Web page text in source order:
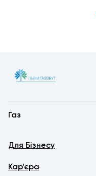
Газ
Для Бізнесу
Кар’єра